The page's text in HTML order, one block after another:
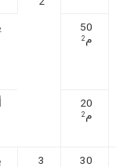
50
م 2
20
م 2
30
3